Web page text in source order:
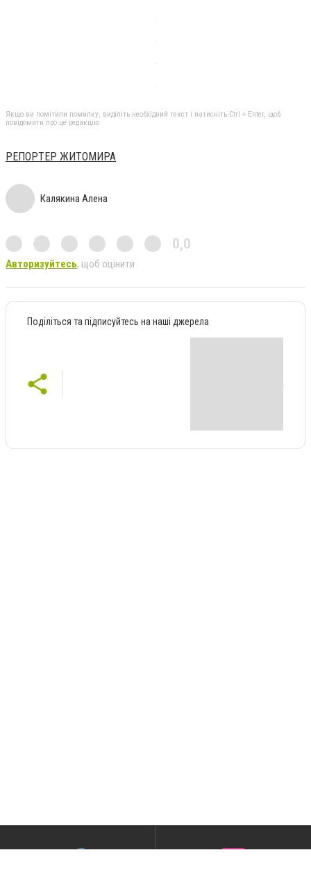
Якщо ви помітили помилку, виділіть необхідний текст і натисніть Ctrl + Enter, щоб
повідомити про це редакцію
РЕПОРТЕР ЖИТОМИРА
Калякина Алена
0,0
Авторизуйтесь, щоб оцінити
Поділіться та підписуйтесь на наші джерела